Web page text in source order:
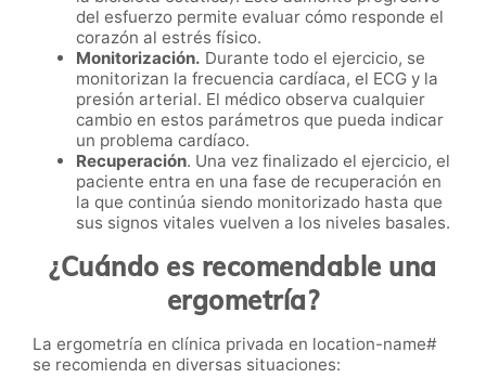
del esfuerzo permite evaluar cómo responde el
corazón al estrés físico.
Monitorización. Durante todo el ejercicio, se
monitorizan la frecuencia cardíaca, el ECG y la
presión arterial. El médico observa cualquier
cambio en estos parámetros que pueda indicar
un problema cardíaco.
Recuperación. Una vez finalizado el ejercicio, el
paciente entra en una fase de recuperación en
la que continúa siendo monitorizado hasta que
sus signos vitales vuelven a los niveles basales.
¿Cuándo es recomendable una
ergometría?
La ergometría en clínica privada en location-name#
se recomienda en diversas situaciones: